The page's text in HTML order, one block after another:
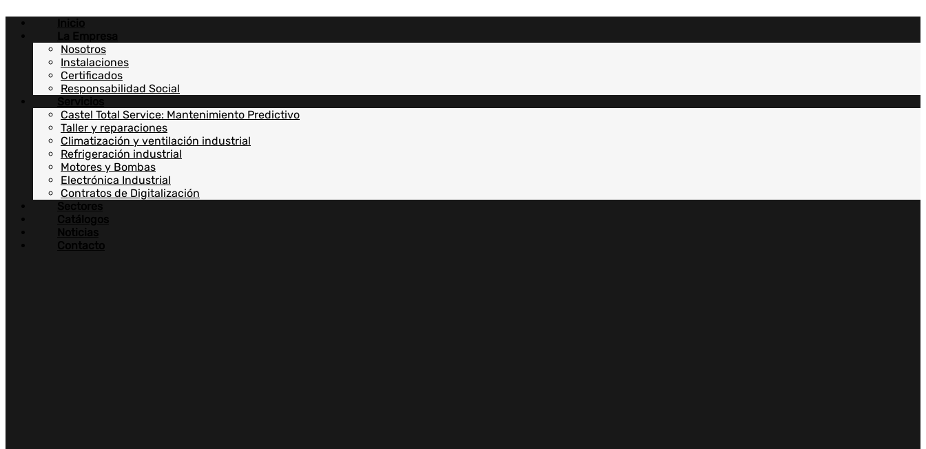
contenido
Inicio
La Empresa
Nosotros
Instalaciones
Certificados
Responsabilidad Social
Servicios
Castel Total Service: Mantenimiento Predictivo
Taller y reparaciones
Climatización y ventilación industrial
Refrigeración industrial
Motores y Bombas
Electrónica Industrial
Contratos de Digitalización
Sectores
Catálogos
Noticias
Contacto